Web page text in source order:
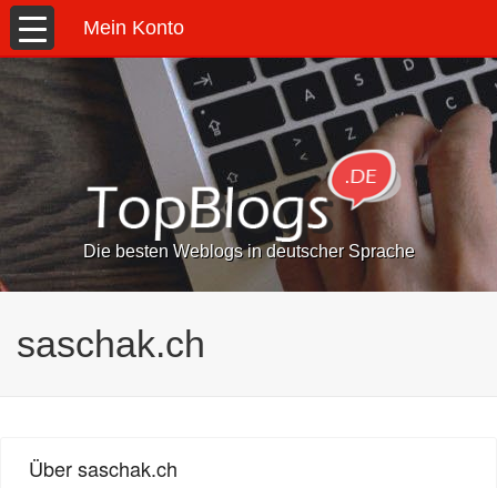
Mein Konto
Die besten Weblogs in deutscher Sprache
saschak.ch
Über saschak.ch